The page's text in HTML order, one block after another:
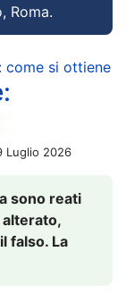
Roma.
come si ottiene
Luglio 2026
sono reati
falso. La